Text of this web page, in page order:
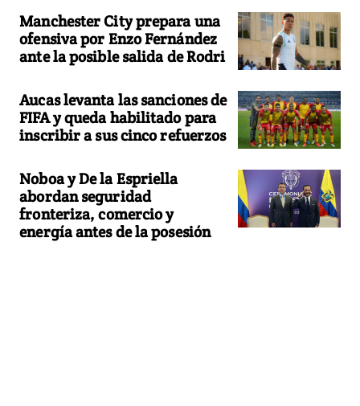
Manchester City prepara una
ofensiva por Enzo Fernández
ante la posible salida de Rodri
Aucas levanta las sanciones de
FIFA y queda habilitado para
inscribir a sus cinco refuerzos
Noboa y De la Espriella
abordan seguridad
fronteriza, comercio y
energía antes de la posesión